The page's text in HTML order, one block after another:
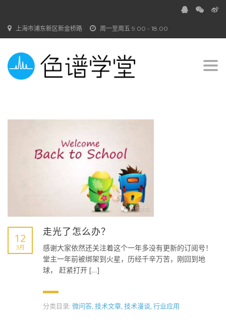
周一至周五 9.00 - 18.00
上海市浦东新区新金桥路
12
3月
走光了怎么办？
感谢大家依然还关注着这个一年多没有更新的订阅号！
堂主一年前被绑架到火星，历经千辛万苦，刚回到地
球， 赶紧打开 […]
分类目录: 微问答,技术文章,技术漫谈,行业应用